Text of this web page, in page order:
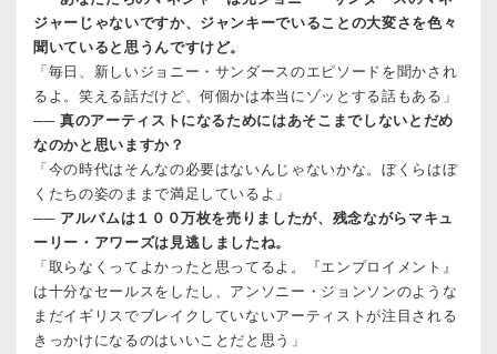
ジャーじゃないですか、ジャンキーでいることの大変さを色々
聞いていると思うんですけど。
「毎日、新しいジョニー・サンダースのエピソードを聞かされ
るよ。笑える話だけど、何個かは本当にゾッとする話もある」
── 真のアーティストになるためにはあそこまでしないとだめ
なのかと思いますか？
「今の時代はそんなの必要はないんじゃないかな。ぼくらはぼ
くたちの姿のままで満足しているよ」
── アルバムは１００万枚を売りましたが、残念ながらマキュ
ーリー・アワーズは見逃しましたね。
「取らなくってよかったと思ってるよ。『エンプロイメント』
は十分なセールスをしたし、アンソニー・ジョンソンのような
まだイギリスでブレイクしていないアーティストが注目される
きっかけになるのはいいことだと思う」